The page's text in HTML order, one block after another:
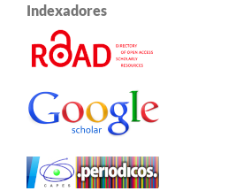
Indexadores